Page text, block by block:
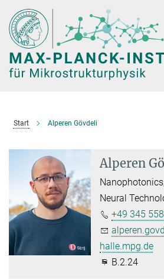
Hauptinhalt
Start Alperen Gövdeli
Alperen
Neural
+49 345
halle.mpg.de
B.2.24